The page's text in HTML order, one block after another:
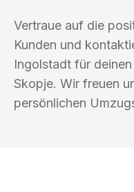
Vertraue auf die
Kunden und
Ingolstadt für
Skopje. Wir freuen
persönlichen